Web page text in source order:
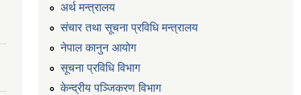
अर्थ मन्त्रालय
संचार तथा सूचना प्रविधि मन्त्रालय
नेपाल कानुन आयोग
सूचना प्रविधि विभाग
केन्द्रीय पञ्जिकरण विभाग